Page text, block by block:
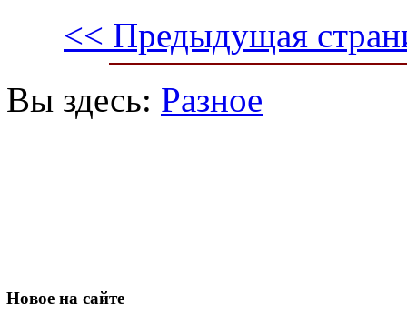
<< Предыдущая
Вы здесь: Разное
Новое на сайте